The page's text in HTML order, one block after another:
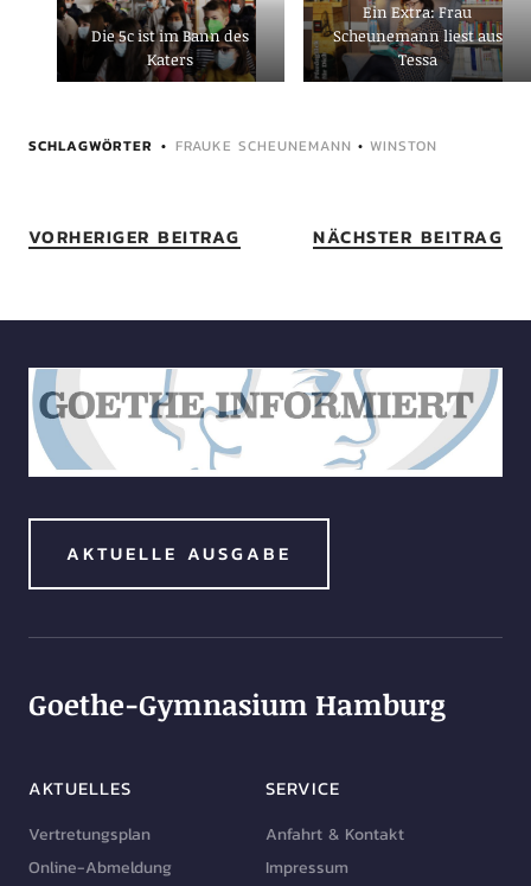
Die 5c ist im Bann des
Katers
Ein Extra: Frau
Scheunemann liest aus
Tessa
SCHLAGWÖRTER FRAUKE SCHEUNEMANN • WINSTON
VORHERIGER BEITRAG NÄCHSTER BEITRAG
AKTUELLE AUSGABE
Goethe-Gymnasium Hamburg
AKTUELLES
Vertretungsplan
Online-Abmeldung
SERVICE
Anfahrt & Kontakt
Impressum